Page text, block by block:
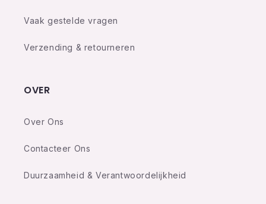
Vaak gestelde vragen
Verzending & retourneren
OVER
Over Ons
Contacteer Ons
Duurzaamheid & Verantwoordelijkheid